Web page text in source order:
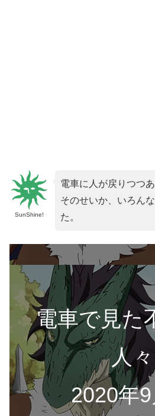
SunShine!
電車に人が戻りつつ
そのせいか、いろん
た。
電車で見た
人々
2020年